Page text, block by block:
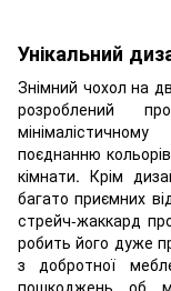
Унікальний
Знімний чохол на
розроблений
поєднанню
кімнати. Крім
багато приємних
стрейч-жаккард
робить його дуже
з добротної
пошкоджень об